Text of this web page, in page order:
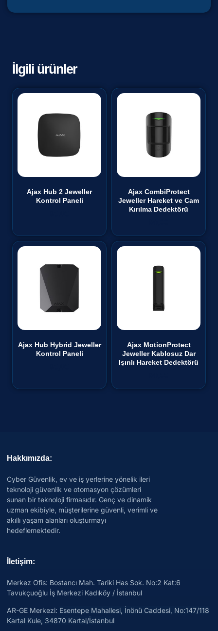
İlgili ürünler
Ajax Hub 2 Jeweller
Kontrol Paneli
Ajax CombiProtect
Jeweller Hareket ve Cam
Kırılma Dedektörü
Ajax Hub Hybrid Jeweller
Kontrol Paneli
Ajax MotionProtect
Jeweller Kablosuz Dar
Işınlı Hareket Dedektörü
Hakkımızda:
Cyber Güvenlik, ev ve iş yerlerine yönelik ileri
teknoloji güvenlik ve otomasyon çözümleri
sunan bir teknoloji firmasıdır. Genç ve dinamik
uzman ekibiyle, müşterilerine güvenli, verimli ve
akıllı yaşam alanları oluşturmayı
hedeflemektedir.
İletişim:
Merkez Ofis: Bostancı Mah. Tariki Has Sok. No:2 Kat:6
Tavukçuoğlu İş Merkezi Kadıköy / İstanbul
AR-GE Merkezi: Esentepe Mahallesi, İnönü Caddesi, No:147/118
Kartal Kule, 34870 Kartal/İstanbul